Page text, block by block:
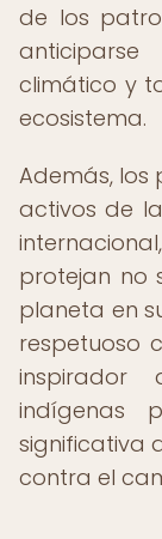
de los
climático y
ecosistema.
Además, los
activos de
protejan no
planeta en
respetuoso
inspirador
indígenas
significativa
contra el